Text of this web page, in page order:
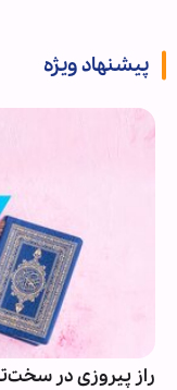
پیشنهاد ویژه
راز پیروزی در